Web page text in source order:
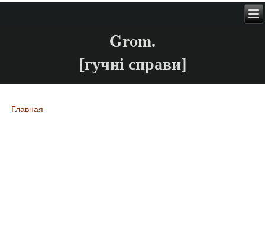
Grom.
[гучні справи]
Вы здесь
Главная